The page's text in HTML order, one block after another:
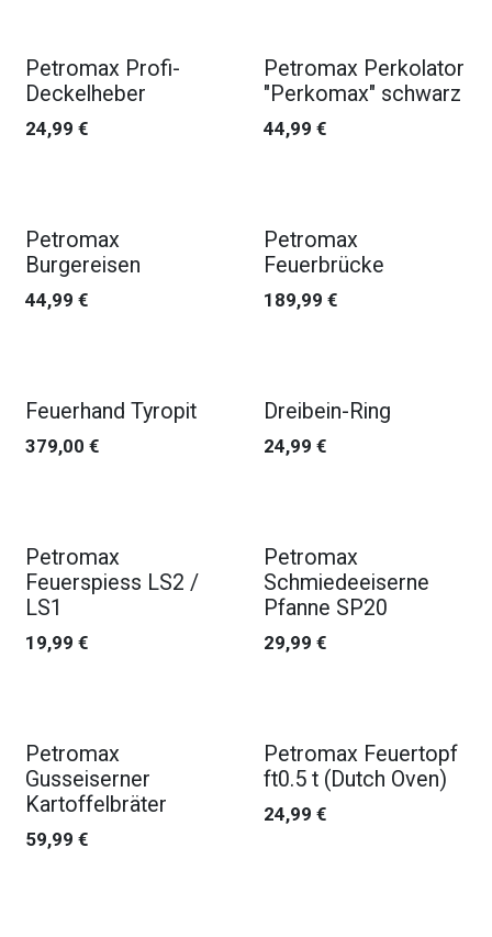
Petromax Profi-
Deckelheber
24,99 €
Petromax Perkolator
"Perkomax" schwarz
44,99 €
Petromax
Burgereisen
44,99 €
Petromax
Feuerbrücke
189,99 €
Feuerhand Tyropit
379,00 €
Dreibein-Ring
24,99 €
Petromax
Feuerspiess LS2 /
LS1
19,99 €
Petromax
Schmiedeeiserne
Pfanne SP20
29,99 €
Petromax
Gusseiserner
Kartoffelbräter
59,99 €
Petromax Feuertopf
ft0.5 t (Dutch Oven)
24,99 €